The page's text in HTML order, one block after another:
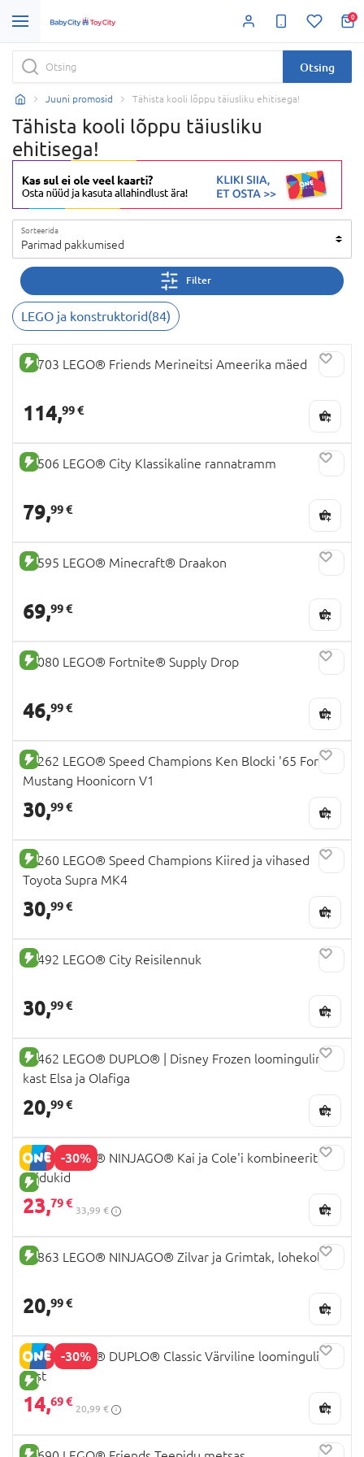
0
Otsing
Juuni promosid Tähista kooli lõppu täiusliku ehitisega!
Tähista kooli lõppu täiusliku
ehitisega!
Sorteerida
Parimad pakkumised
Filter
LEGO ja konstruktorid(84)
UUS TOODE
42703 LEGO® Friends Merineitsi Ameerika mäed
114,99 €
UUS TOODE
60506 LEGO® City Klassikaline rannatramm
79,99 €
UUS TOODE
21595 LEGO® Minecraft® Draakon
69,99 €
UUS TOODE
77080 LEGO® Fortnite® Supply Drop
46,99 €
UUS TOODE
77262 LEGO® Speed Champions Ken Blocki '65 Ford
Mustang Hoonicorn V1
30,99 €
UUS TOODE
77260 LEGO® Speed Champions Kiired ja vihased
Toyota Supra MK4
30,99 €
UUS TOODE
60492 LEGO® City Reisilennuk
30,99 €
UUS TOODE
10462 LEGO® DUPLO® | Disney Frozen loominguline
kast Elsa ja Olafiga
20,99 €
-30%
UUS TOODE
71864 LEGO® NINJAGO® Kai ja Cole'i kombineeritud
sõidukid
23,79 €
33,99 €
UUS TOODE
71863 LEGO® NINJAGO® Zilvar ja Grimtak, lohekoletis
20,99 €
-30%
UUS TOODE
10479 LEGO® DUPLO® Classic Värviline loominguline
kast
14,69 €
20,99 €
UUS TOODE